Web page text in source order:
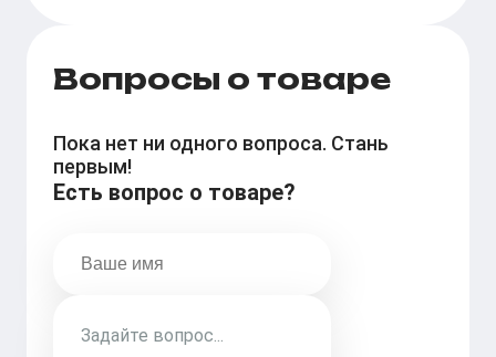
Вопросы о товаре
Пока нет ни одного вопроса. Стань
первым!
Есть вопрос о товаре?